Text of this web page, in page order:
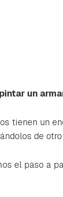
pintar un
tienen un
de
el paso a